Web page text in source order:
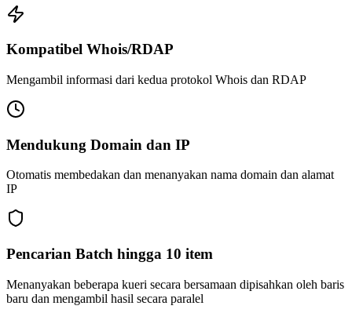
Kompatibel Whois/RDAP
Mengambil informasi dari kedua protokol Whois dan RDAP
Mendukung Domain dan IP
Otomatis membedakan dan menanyakan nama domain dan alamat
IP
Pencarian Batch hingga 10 item
Menanyakan beberapa kueri secara bersamaan dipisahkan oleh baris
baru dan mengambil hasil secara paralel